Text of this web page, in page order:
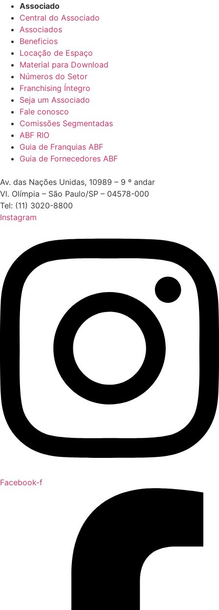
Associado
Central do Associado
Associados
Beneficios
Locação de Espaço
Material para Download
Números do Setor
Franchising Íntegro
Seja um Associado
Fale conosco
Comissões Segmentadas
ABF RIO
Guia de Franquias ABF
Guia de Fornecedores ABF
Av. das Nações Unidas, 10989 – 9 º andar
Vl. Olímpia – São Paulo/SP – 04578-000
Tel: (11) 3020-8800
Instagram
Facebook-f